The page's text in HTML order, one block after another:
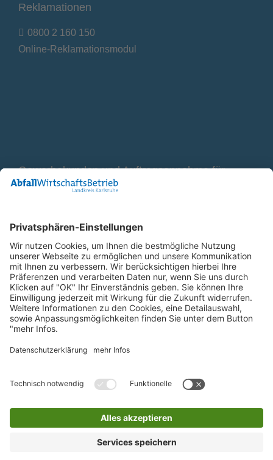
Reklamationen
0800 2 160 150
Online-Reklamationsmodul
Gewerbekunden und Auftragsannahme für
Container
E-Mail
Bleiben Sie in Verbindung
Facebook Landkreis Karlsruhe
Instagram Landkreis Karlsruhe
Startseite Impressum Datenschutz
Anfahrt
Barriere melden
Barrierefreiheit